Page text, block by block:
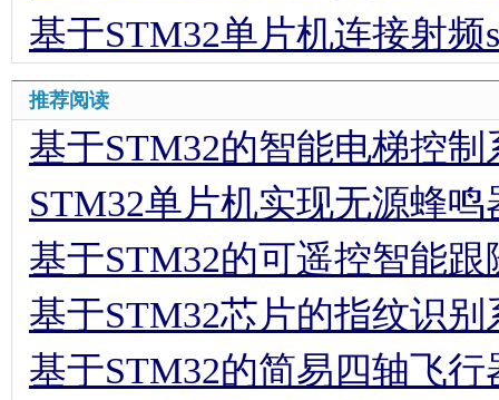
基于STM32单片机连接射
推荐阅读
基于STM32的智能电梯控制
STM32单片机实现无源蜂
基于STM32的可遥控智能
基于STM32芯片的指纹识
基于STM32的简易四轴飞